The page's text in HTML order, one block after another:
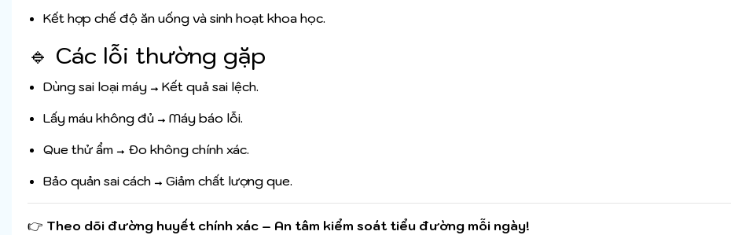
Kết hợp chế độ ăn uống và sinh hoạt khoa học.
🔹 Các lỗi thường gặp
Dùng sai loại máy → Kết quả sai lệch.
Lấy máu không đủ → Máy báo lỗi.
Que thử ẩm → Đo không chính xác.
Bảo quản sai cách → Giảm chất lượng que.
👉 Theo dõi đường huyết chính xác – An tâm kiểm soát tiểu đường mỗi ngày!